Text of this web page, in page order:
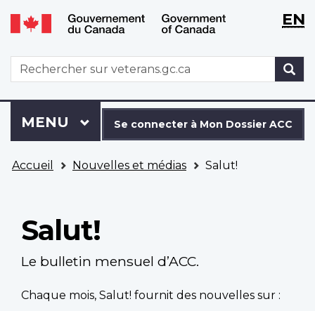
Aller
au
principal
Passer
à
version
HTML
simplifiée
WxT
WxTEN
WxT
Search
form
connecter
à
Dossier
Se connecter à Mon Dossier ACC
Menu
MENU PRINCIPAL
êtes
Accueil Nouvelles et médias Salut!
Salut!
Le bulletin mensuel d’ACC.
Chaque mois, Salut! fournit des nouvelles sur :